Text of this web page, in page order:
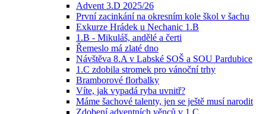
Advent 3.D 2025/26
První zacinkání na okresním kole škol v šachu
Exkurze Hrádek u Nechanic 1.B
1.B - Mikuláš, andělé a čerti
Řemeslo má zlaté dno
Návštěva 8.A v Labské SOŠ a SOU Pardubice
1.C zdobila stromek pro vánoční trhy
Bramborové florbalky
Víte, jak vypadá ryba uvnitř?
Máme šachové talenty, jen se ještě musí narodit
Zdobení adventních věnců v 1.C